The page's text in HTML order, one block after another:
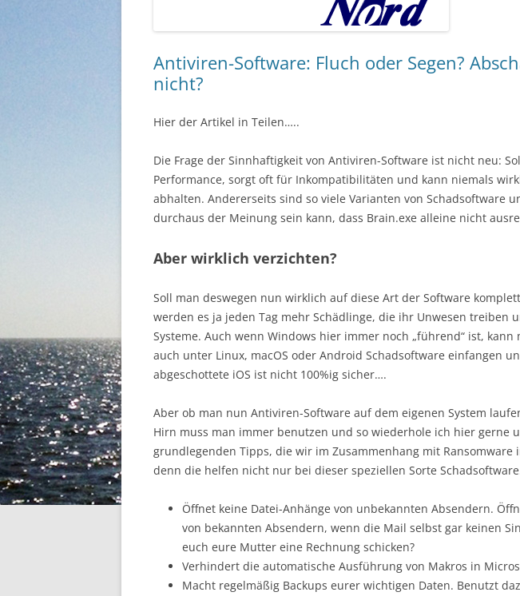
Antiviren-Software: Fluch oder Segen?
nicht?
Hier der Artikel in Teilen…..
Die Frage der Sinnhaftigkeit von Antiviren-Software ist nicht neu:
Performance, sorgt oft für Inkompatibilitäten und kann niemals
abhalten. Andererseits sind so viele Varianten von Schadsoftware
durchaus der Meinung sein kann, dass Brain.exe alleine nicht
Aber wirklich verzichten?
Soll man deswegen nun wirklich auf diese Art der Software
werden es ja jeden Tag mehr Schädlinge, die ihr Unwesen treiben
Systeme. Auch wenn Windows hier immer noch „führend“ ist, kann
auch unter Linux, macOS oder Android Schadsoftware einfangen
abgeschottete iOS ist nicht 100%ig sicher….
Aber ob man nun Antiviren-Software auf dem eigenen System
Hirn muss man immer benutzen und so wiederhole ich hier gerne
grundlegenden Tipps, die wir im Zusammenhang mit Ransomware
denn die helfen nicht nur bei dieser speziellen Sorte
Öffnet keine Datei-Anhänge von unbekannten Absendern.
von bekannten Absendern, wenn die Mail selbst gar keinen
euch eure Mutter eine Rechnung schicken?
Verhindert die automatische Ausführung von Makros in
Macht regelmäßig Backups eurer wichtigen Daten. Benutzt